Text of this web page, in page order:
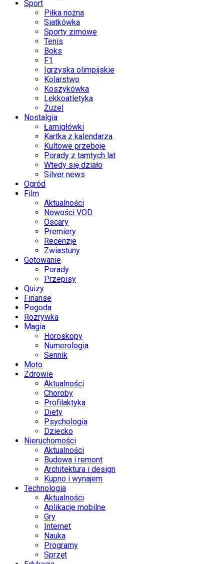
Sport
Piłka nożna
Siatkówka
Sporty zimowe
Tenis
Boks
F1
Igrzyska olimpijskie
Kolarstwo
Koszykówka
Lekkoatletyka
Żużel
Nostalgia
Łamigłówki
Kartka z kalendarza
Kultowe przeboje
Porady z tamtych lat
Wtedy się działo
Silver news
Ogród
Film
Aktualności
Nowości VOD
Oscary
Premiery
Recenzje
Zwiastuny
Gotowanie
Porady
Przepisy
Quizy
Finanse
Pogoda
Rozrywka
Magia
Horoskopy
Numerologia
Sennik
Moto
Zdrowie
Aktualności
Choroby
Profilaktyka
Diety
Psychologia
Dziecko
Nieruchomości
Aktualności
Budowa i remont
Architektura i design
Kupno i wynajem
Technologia
Aktualności
Aplikacje mobilne
Gry
Internet
Nauka
Programy
Sprzęt